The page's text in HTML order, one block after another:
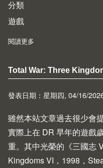
分類
遊戲
閱讀更多
Total War: Three
發表日期：星期四, 04/16/
雖然本站文章過去很少會
實際上在 DR 早年的遊戲
重。其中光榮的《三國志
Kingdoms VI，1998，